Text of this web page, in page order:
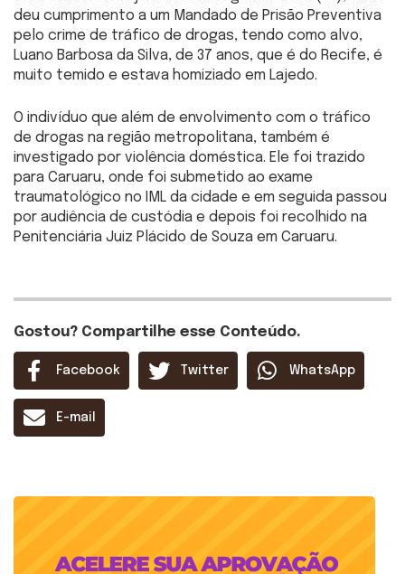
deu cumprimento a um Mandado de Prisão Preventiva
pelo crime de tráfico de drogas, tendo como alvo,
Luano Barbosa da Silva, de 37 anos, que é do Recife, é
muito temido e estava homiziado em Lajedo.
O indivíduo que além de envolvimento com o tráfico
de drogas na região metropolitana, também é
investigado por violência doméstica. Ele foi trazido
para Caruaru, onde foi submetido ao exame
traumatológico no IML da cidade e em seguida passou
por audiência de custódia e depois foi recolhido na
Penitenciária Juiz Plácido de Souza em Caruaru.
Gostou? Compartilhe esse Conteúdo.
Facebook Twitter WhatsApp
E-mail